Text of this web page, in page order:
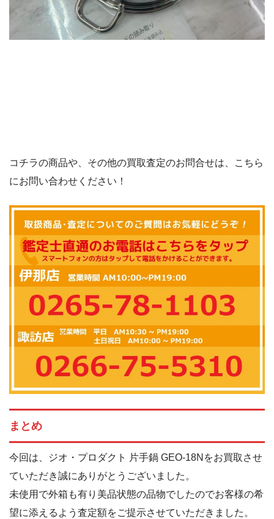
コチラの商品や、その他の買取査定のお問合せは、こちら
にお問い合わせください！
まとめ
今回は、ジオ・プロダクト 片手鍋 GEO-18Nをお買取させ
ていただき誠にありがとうございました。
未使用で外箱も有り美品状態の品物でしたのでお客様の希
望に添えるよう査定額をご提示させていただきました。